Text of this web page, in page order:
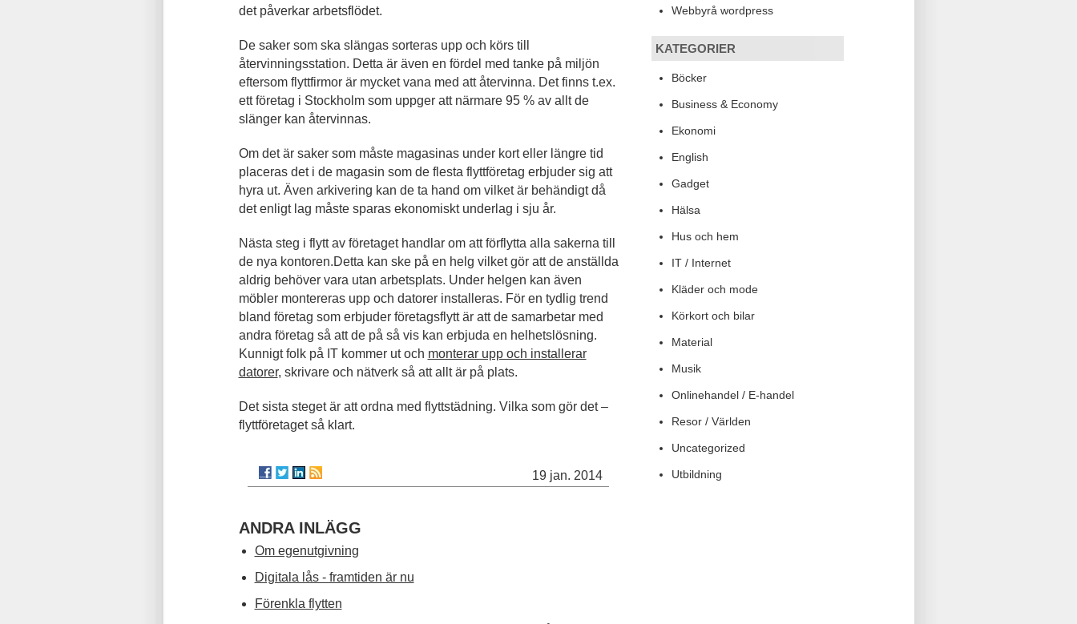
det påverkar arbetsflödet.
De saker som ska slängas sorteras upp och körs till
återvinningsstation. Detta är även en fördel med tanke på miljön
eftersom flyttfirmor är mycket vana med att återvinna. Det finns t.ex.
ett företag i Stockholm som uppger att närmare 95 % av allt de
slänger kan återvinnas.
Om det är saker som måste magasinas under kort eller längre tid
placeras det i de magasin som de flesta flyttföretag erbjuder sig att
hyra ut. Även arkivering kan de ta hand om vilket är behändigt då
det enligt lag måste sparas ekonomiskt underlag i sju år.
Nästa steg i flytt av företaget handlar om att förflytta alla sakerna till
de nya kontoren.Detta kan ske på en helg vilket gör att de anställda
aldrig behöver vara utan arbetsplats. Under helgen kan även
möbler montereras upp och datorer installeras. För en tydlig trend
bland företag som erbjuder företagsflytt är att de samarbetar med
andra företag så att de på så vis kan erbjuda en helhetslösning.
Kunnigt folk på IT kommer ut och monterar upp och installerar
datorer, skrivare och nätverk så att allt är på plats.
Det sista steget är att ordna med flyttstädning. Vilka som gör det –
flyttföretaget så klart.
19 jan. 2014
ANDRA INLÄGG
Om egenutgivning
Digitala lås - framtiden är nu
Förenkla flytten
Webbyrå wordpress
KATEGORIER
Böcker
Business & Economy
Ekonomi
English
Gadget
Hälsa
Hus och hem
IT / Internet
Kläder och mode
Körkort och bilar
Material
Musik
Onlinehandel / E-handel
Resor / Världen
Uncategorized
Utbildning